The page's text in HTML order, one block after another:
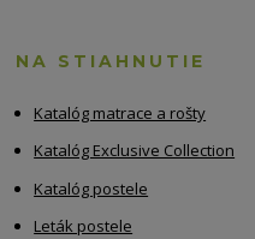
NA STIAHNUTIE
Katalóg matrace a rošty
Katalóg Exclusive Collection
Katalóg postele
Leták postele